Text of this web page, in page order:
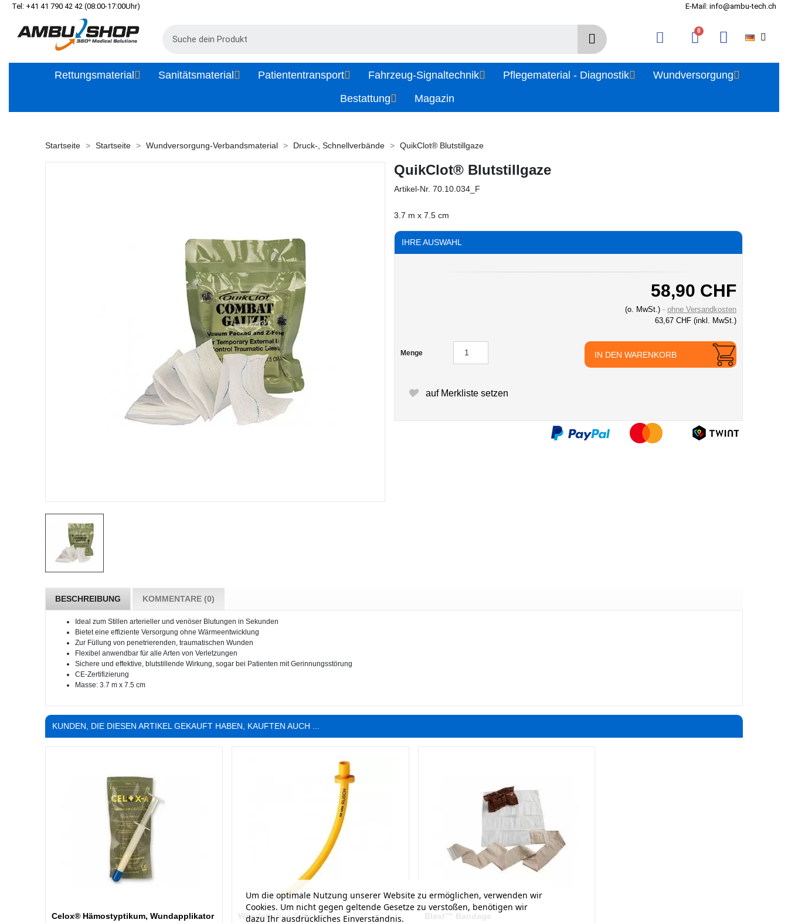
Tel: +41 41 790 42 42 (08:00-17:00Uhr) E-Mail: info@ambu-tech.ch
Rettungsmaterial Sanitätsmaterial Patiententransport Fahrzeug-Signaltechnik Pflegematerial - Diagnostik
Wundversorgung
Bestattung
Magazin
Startseite Startseite Wundversorgung-Verbandsmaterial Druck-, Schnellverbände QuikClot® Blutstillgaze
QuikClot® Blutstillgaze
Artikel-Nr. 70.10.034_F
3.7 m x 7.5 cm
IHRE AUSWAHL
58,90 CHF
(o. MwSt.)
ohne Versandkosten
63,67 CHF (inkl. MwSt.)
Menge IN DEN WARENKORB
auf Merkliste setzen
BESCHREIBUNG KOMMENTARE (0)
Ideal zum Stillen arterieller und venöser Blutungen in Sekunden
Bietet eine effiziente Versorgung ohne Wärmeentwicklung
Zur Füllung von penetrierenden, traumatischen Wunden
Flexibel anwendbar für alle Arten von Verletzungen
Sichere und effektive, blutstillende Wirkung, sogar bei Patienten mit Gerinnungsstörung
CE-Zertifizierung
Masse: 3.7 m x 7.5 cm
KUNDEN, DIE DIESEN ARTIKEL GEKAUFT HABEN, KAUFTEN AUCH ...
Celox® Hämostyptikum, Wundapplikator
Wendeltubus Silkolatex
Blast™ Bandage
Um die optimale Nutzung unserer Website zu ermöglichen, verwenden wir
Cookies. Um nicht gegen geltende Gesetze zu verstoßen, benötigen wir
dazu Ihr ausdrückliches Einverständnis.